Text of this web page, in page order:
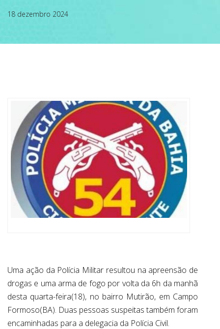
CONTATO
18 dezembro 2024
Uma ação da Polícia Militar resultou na apreensão de
drogas e uma arma de fogo por volta da 6h da manhã
desta quarta-feira(18), no bairro Mutirão, em Campo
Formoso(BA). Duas pessoas suspeitas também foram
encaminhadas para a delegacia da Polícia Civil.